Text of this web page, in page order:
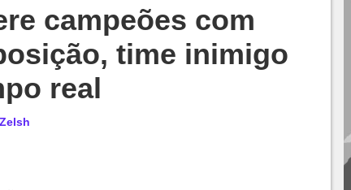
campeões com
time inimigo
real
Zelsh